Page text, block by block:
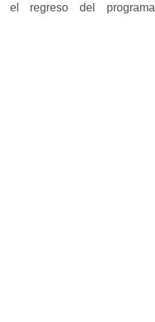
el regreso del programa